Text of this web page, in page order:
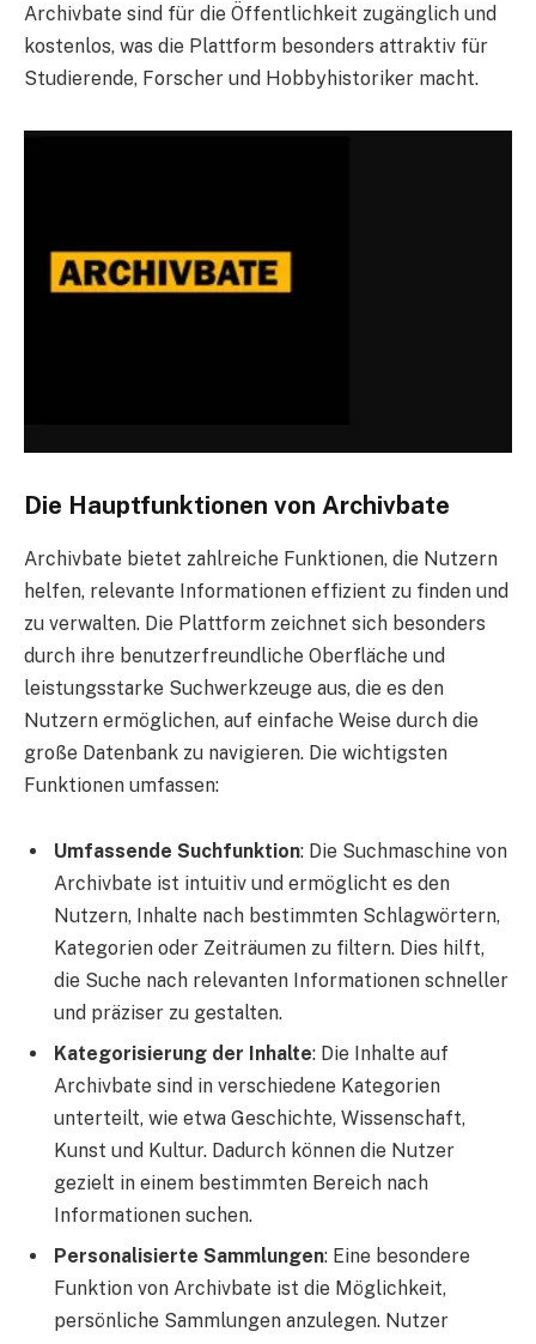
Archivbate sind für die Öffentlichkeit zugänglich und
kostenlos, was die Plattform besonders attraktiv für
Studierende, Forscher und Hobbyhistoriker macht.
Die Hauptfunktionen von Archivbate
Archivbate bietet zahlreiche Funktionen, die Nutzern
helfen, relevante Informationen effizient zu finden und
zu verwalten. Die Plattform zeichnet sich besonders
durch ihre benutzerfreundliche Oberfläche und
leistungsstarke Suchwerkzeuge aus, die es den
Nutzern ermöglichen, auf einfache Weise durch die
große Datenbank zu navigieren. Die wichtigsten
Funktionen umfassen:
Umfassende Suchfunktion: Die Suchmaschine von
Archivbate ist intuitiv und ermöglicht es den
Nutzern, Inhalte nach bestimmten Schlagwörtern,
Kategorien oder Zeiträumen zu filtern. Dies hilft,
die Suche nach relevanten Informationen schneller
und präziser zu gestalten.
Kategorisierung der Inhalte: Die Inhalte auf
Archivbate sind in verschiedene Kategorien
unterteilt, wie etwa Geschichte, Wissenschaft,
Kunst und Kultur. Dadurch können die Nutzer
gezielt in einem bestimmten Bereich nach
Informationen suchen.
Personalisierte Sammlungen: Eine besondere
Funktion von Archivbate ist die Möglichkeit,
persönliche Sammlungen anzulegen. Nutzer